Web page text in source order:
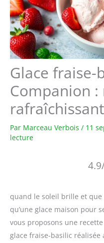
Glace fraise-
Companion
Par Marceau Verbois / 11
lecture
quand le soleil brille et que
qu’une glace maison pour
vous proposons une
glace fraise-basilic réalisée